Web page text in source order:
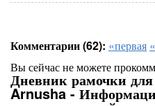
Комментарии (62): «первая
Вы сейчас не можете
Дневник рамочки
Arnusha -